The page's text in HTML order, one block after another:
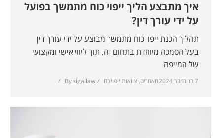
איך מתבצע הליך ייפוי כוח מתמשך בפועל
על ידי עורך דין?
תהליך הכנת ייפוי כוח מתמשך מבוצע על ידי עורך דין
בעל הסמכה מיוחדת בתחום זה, תוך ליווי אישי ומקצועי
של המייפה
7 בנובמבר 2024 מאמרים, צוואות ייפוי כח By sigallaw